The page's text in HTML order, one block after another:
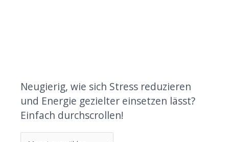
Neugierig, wie sich Stress reduzieren
und Energie gezielter einsetzen lässt?
Einfach durchscrollen!